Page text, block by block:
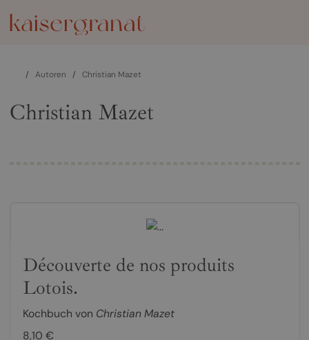
/ Autoren / Christian Mazet
Christian Mazet
Découverte de nos produits
Lotois.
Kochbuch von Christian Mazet
8,10 €